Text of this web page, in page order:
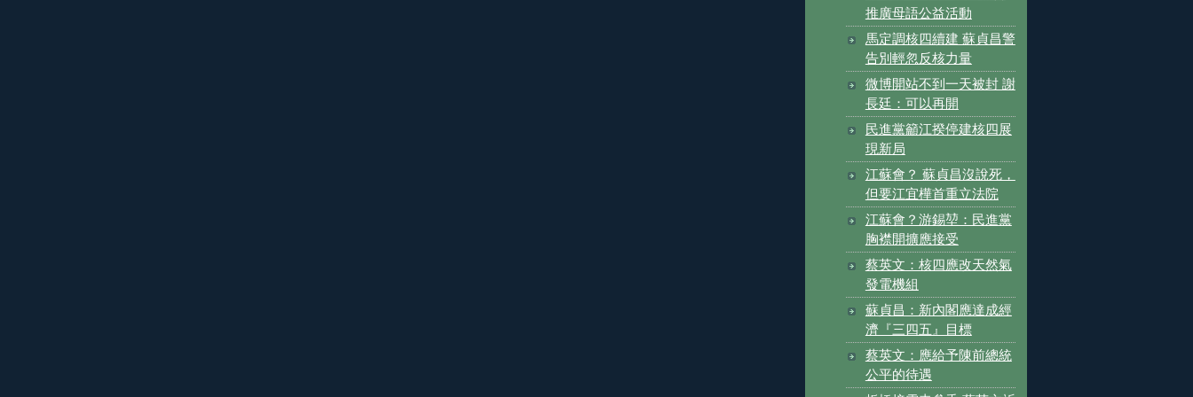
推廣母語公益活動
馬定調核四續建 蘇貞昌警
告別輕忽反核力量
微博開站不到一天被封 謝
長廷：可以再開
民進黨籲江揆停建核四展
現新局
江蘇會？ 蘇貞昌沒說死，
但要江宜樺首重立法院
江蘇會？游錫堃：民進黨
胸襟開擴應接受
蔡英文：核四應改天然氣
發電機組
蘇貞昌：新內閣應達成經
濟『三四五』目標
蔡英文：應給予陳前總統
公平的待遇